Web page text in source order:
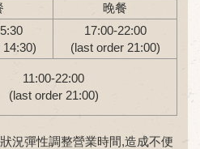
晚餐
14:30)
17:00-22:00
(last order 21:00)
11:00-22:00
(last order 21:00)
況彈性調整營業時間,造成不便